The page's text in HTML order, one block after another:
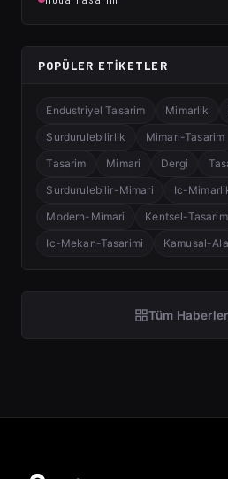
POPÜLER ETIKETLER
Endustriyel Tasarim Mimarlik
Surdurulebilirlik
Mimari-Tasarim
Tasarim
Mimari Dergi
Surdurulebilir-Mimari
Ic-
Modern-Mimari
Kentsel-Tasarim
Ic-Mekan-Tasarimi
Kamusal-
Tüm